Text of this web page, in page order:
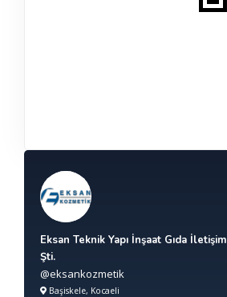
Eksan Teknik Yapı İnşaat Gıda
Şti.
@eksankozmetik
Başiskele, Kocaeli